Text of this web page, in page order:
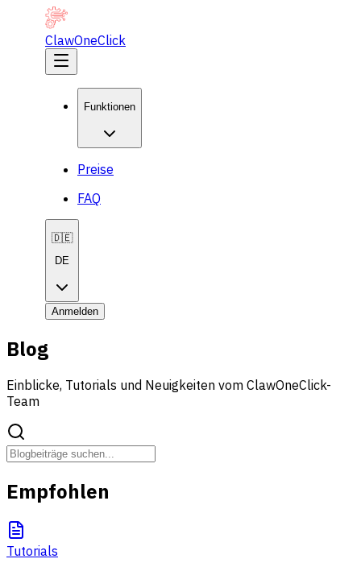
ClawOneClick
Funktionen
Preise
FAQ
🇩🇪
DE
Anmelden
Blog
Einblicke, Tutorials und Neuigkeiten vom ClawOneClick-
Team
Empfohlen
Tutorials